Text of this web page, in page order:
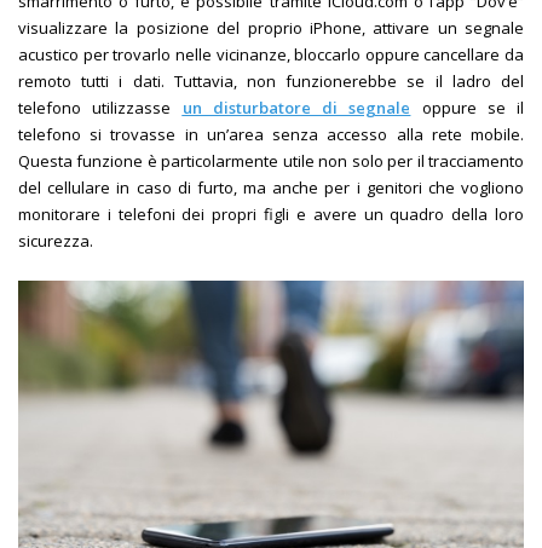
visualizzare la posizione del proprio iPhone, attivare un segnale
acustico per trovarlo nelle vicinanze, bloccarlo oppure cancellare da
remoto tutti i dati. Tuttavia, non funzionerebbe se il ladro del
telefono utilizzasse un disturbatore di segnale
oppure se il
telefono si trovasse in un’area senza accesso alla rete mobile.
Questa funzione è particolarmente utile non solo per il tracciamento
del cellulare in caso di furto, ma anche per i genitori che vogliono
monitorare i telefoni dei propri figli e avere un quadro della loro
sicurezza.